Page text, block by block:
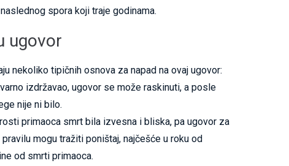
spora koji traje godinama.
ugovor
nekoliko tipičnih osnova za napad na ovaj ugovor:
izdržavao, ugovor se može raskinuti, a posle
nije ni bilo.
primaoca smrt bila izvesna i bliska, pa ugovor za
mogu tražiti poništaj, najčešće u roku od
od smrti primaoca.